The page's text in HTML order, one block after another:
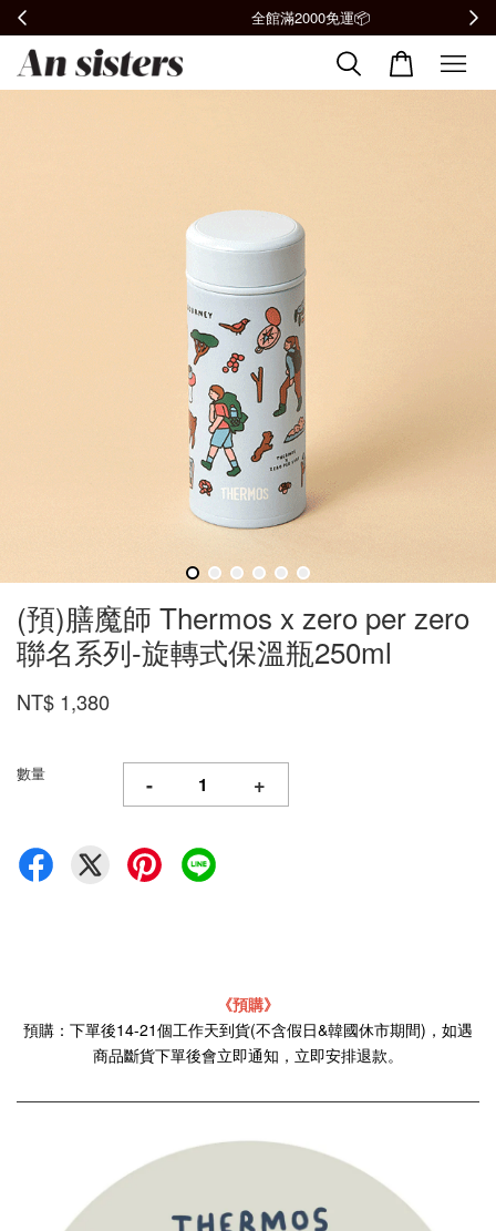
全館滿2000免運📦
(預)膳魔師 Thermos x zero per zero
聯名系列-旋轉式保溫瓶250ml
NT$ 1,380
數量 - +
《預購》
預購：下單後14-21個工作天到貨(不含假日&韓國休市期間)，如遇
商品斷貨下單後會立即通知，立即安排退款。